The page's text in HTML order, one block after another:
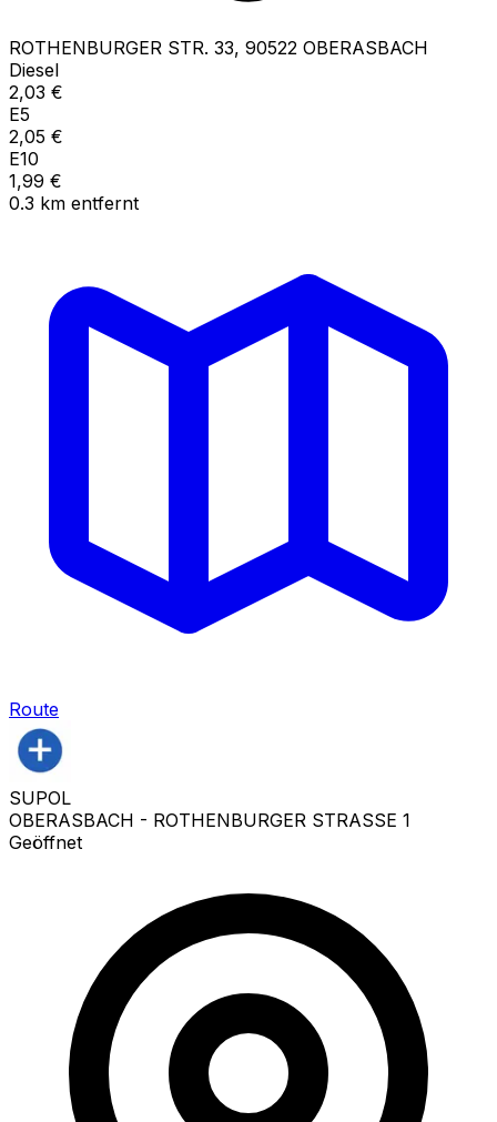
ROTHENBURGER STR. 33, 90522 OBERASBACH
Diesel
2,03 €
E5
2,05 €
E10
1,99 €
0.3 km entfernt
Route
SUPOL
OBERASBACH - ROTHENBURGER STRASSE 1
Geöffnet